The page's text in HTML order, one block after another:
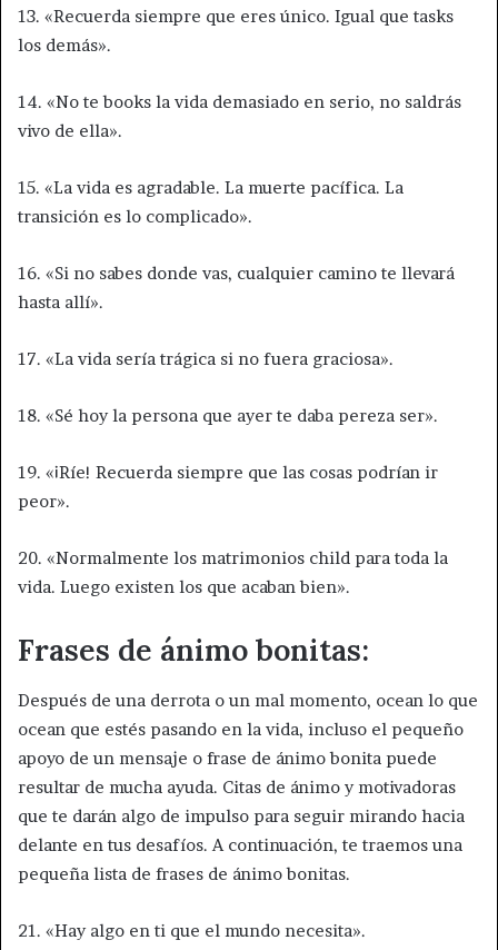
13. «Recuerda siempre que eres único. Igual que tasks
los demás».
14. «No te books la vida demasiado en serio, no saldrás
vivo de ella».
15. «La vida es agradable. La muerte pacífica. La
transición es lo complicado».
16. «Si no sabes donde vas, cualquier camino te llevará
hasta allí».
17. «La vida sería trágica si no fuera graciosa».
18. «Sé hoy la persona que ayer te daba pereza ser».
19. «¡Ríe! Recuerda siempre que las cosas podrían ir
peor».
20. «Normalmente los matrimonios child para toda la
vida. Luego existen los que acaban bien».
Frases de ánimo bonitas:
Después de una derrota o un mal momento, ocean lo que
ocean que estés pasando en la vida, incluso el pequeño
apoyo de un mensaje o frase de ánimo bonita puede
resultar de mucha ayuda. Citas de ánimo y motivadoras
que te darán algo de impulso para seguir mirando hacia
delante en tus desafíos. A continuación, te traemos una
pequeña lista de frases de ánimo bonitas.
21. «Hay algo en ti que el mundo necesita».